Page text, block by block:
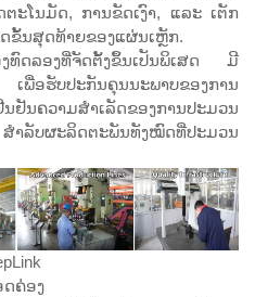
ະໂນມັດ, ການຂັດເງົາ, ແລະ ເຕັກ
ຂັ້ນສຸດທ້າຍຂອງແຜ່ນເຫຼັກ.
ດລອງທີ່ຈັດຕັ້ງຂຶ້ນເປັນພິເສດ ມີ
ອຮັບປະກັນຄຸນນະພາບຂອງການ
ຄວາມສຳເລັດຂອງການປະມວນ
ຳລັບຜະລິດຕະພັນທັງໝົດທີ່ປະມວນ
ຄ່ອງ